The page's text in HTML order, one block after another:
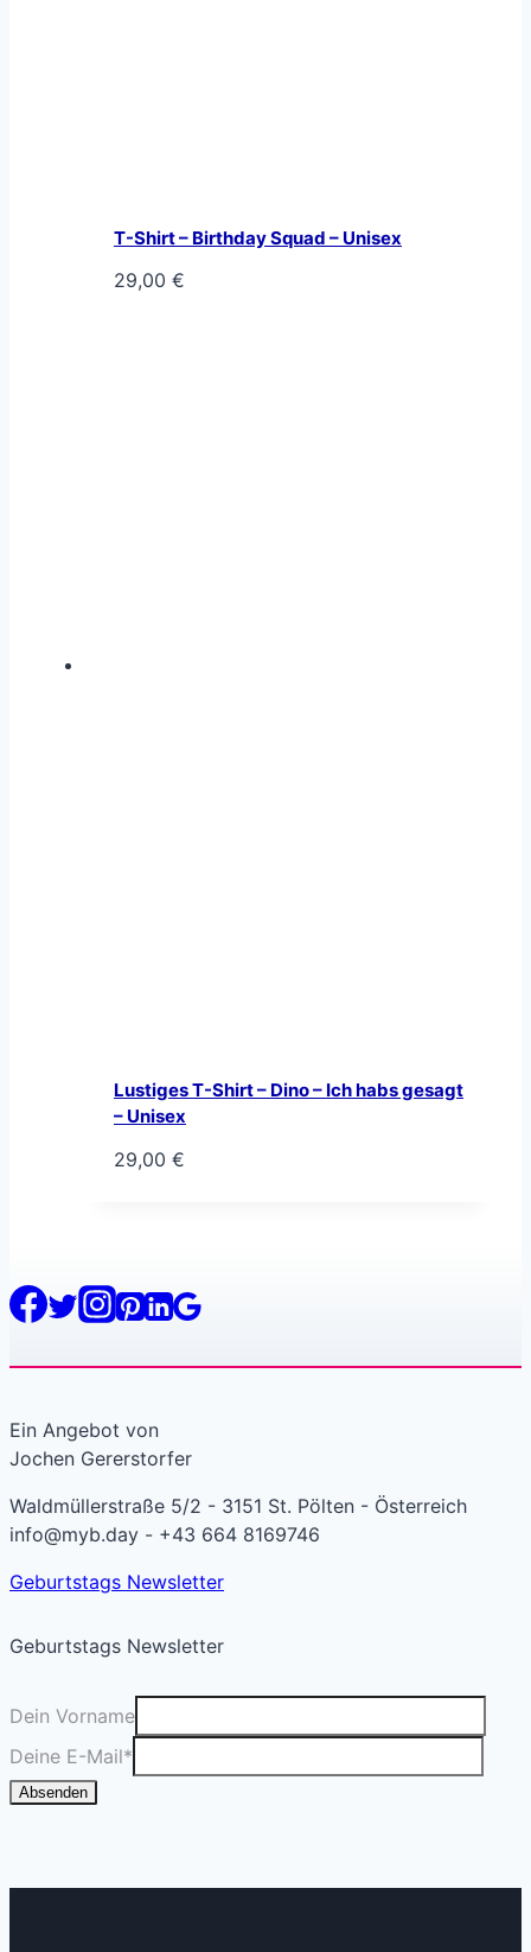
T-Shirt – Birthday Squad – Unisex
29,00 €
Lustiges T-Shirt – Dino – Ich habs gesagt
– Unisex
29,00 €
Ein Angebot von
Jochen Gererstorfer
Waldmüllerstraße 5/2 - 3151 St. Pölten - Österreich
info@myb.day - +43 664 8169746
Geburtstags Newsletter
Geburtstags Newsletter
Dein Vorname
Deine E-Mail*
Absenden